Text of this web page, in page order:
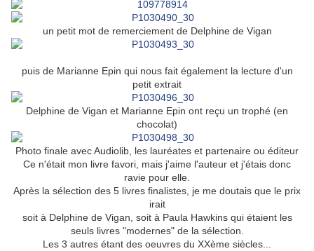
un petit mot de remerciement de Delphine de Vigan
puis de Marianne Epin qui nous fait également la lecture d'un
petit extrait
Delphine de Vigan et Marianne Epin ont reçu un trophé (en
chocolat)
Photo finale avec Audiolib, les lauréates et partenaire ou éditeur
Ce n'était mon livre favori, mais j'aime l'auteur et j'étais donc
ravie pour elle.
Après la sélection des 5 livres finalistes, je me doutais que le prix
irait
soit à Delphine de Vigan, soit à Paula Hawkins qui étaient les
seuls livres "modernes" de la sélection.
Les 3 autres étant des oeuvres du XXème siècles...